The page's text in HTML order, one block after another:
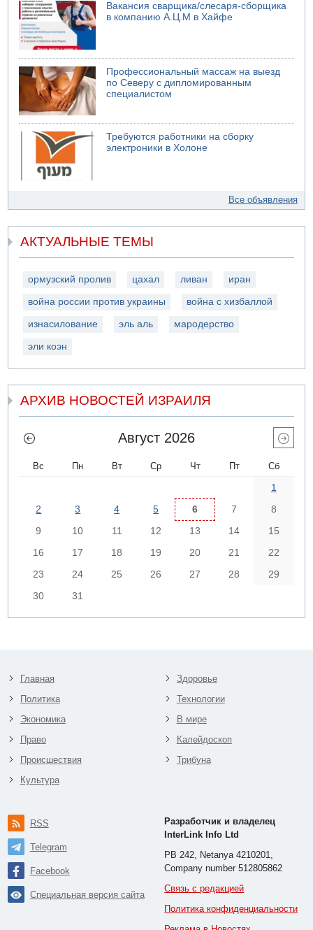
Вакансия сварщика/слесаря-сборщика
в компанию А.Ц.М в Хайфе
Профессиональный массаж на выезд
по Северу с дипломированным
специалистом
Требуются работники на сборку
электроники в Холоне
Все объявления
АКТУАЛЬНЫЕ ТЕМЫ
ормузский пролив цахал ливан иран
война россии против украины война с хизбаллой
изнасилование эль аль мародерство
эли коэн
АРХИВ НОВОСТЕЙ ИЗРАИЛЯ
Август 2026
Вс Пн Вт Ср Чт Пт Сб
1
2
3 4 5 6 7
8
9
10 11 12 13 14
15
16
17 18 19 20 21
22
23
24 25 26 27 28
29
30
31
Главная
Политика
Экономика
Право
Происшествия
Культура
Здоровье
Технологии
В мире
Калейдоскоп
Трибуна
RSS
Telegram
Facebook
Специальная версия сайта
Разработчик и владелец
InterLink Info Ltd
PB 242, Netanya 4210201,
Company number 512805862
Связь с редакцией
Политика конфиденциальности